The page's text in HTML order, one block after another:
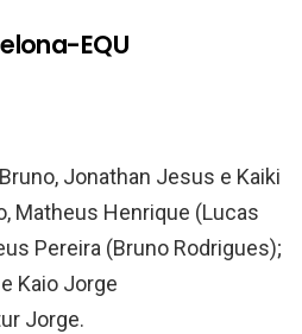
EQU
Jonathan Jesus e Kaiki
Matheus Henrique (Lucas
Pereira (Bruno Rodrigues);
Kaio Jorge
Jorge.